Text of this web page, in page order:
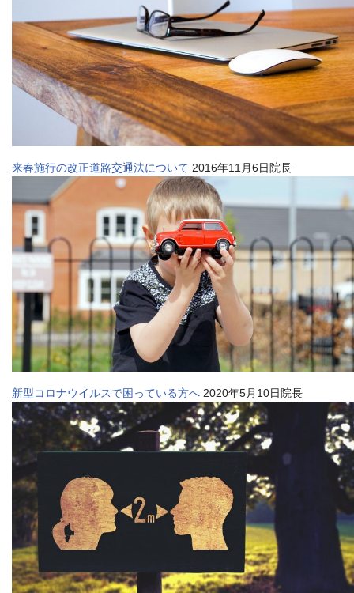
来春施行の改正道路交通法について 2016年11月6日院長
新型コロナウイルスで困っている方へ 2020年5月10日院長